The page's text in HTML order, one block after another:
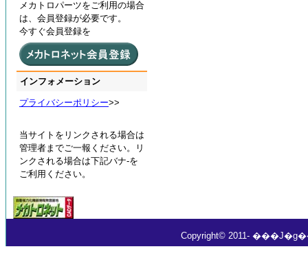
メカトロパーツをご利用の場合
は、会員登録が必要です。
今すぐ会員登録を
インフォメーション
プライバシーポリシー>>
当サイトをリンクされる場合は
管理者までご一報ください。リ
ンクされる場合は下記バナ-を
ご利用ください。
Copyright© 2011-